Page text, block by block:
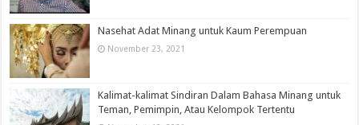
Nasehat Adat Minang untuk Kaum Perempuan
November 23, 2021
Kalimat-kalimat Sindiran Dalam Bahasa Minang untuk
Teman, Pemimpin, Atau Kelompok Tertentu